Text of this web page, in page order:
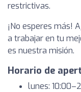
restrictivas.
¡No esperes más!
a trabajar en tu
es nuestra misión.
Horario de
lunes: